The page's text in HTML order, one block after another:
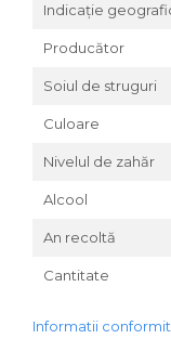
Indicație
Producător
Soiul de struguri
Culoare
Nivelul de zahăr
Alcool
An recoltă
Cantitate
Informatii